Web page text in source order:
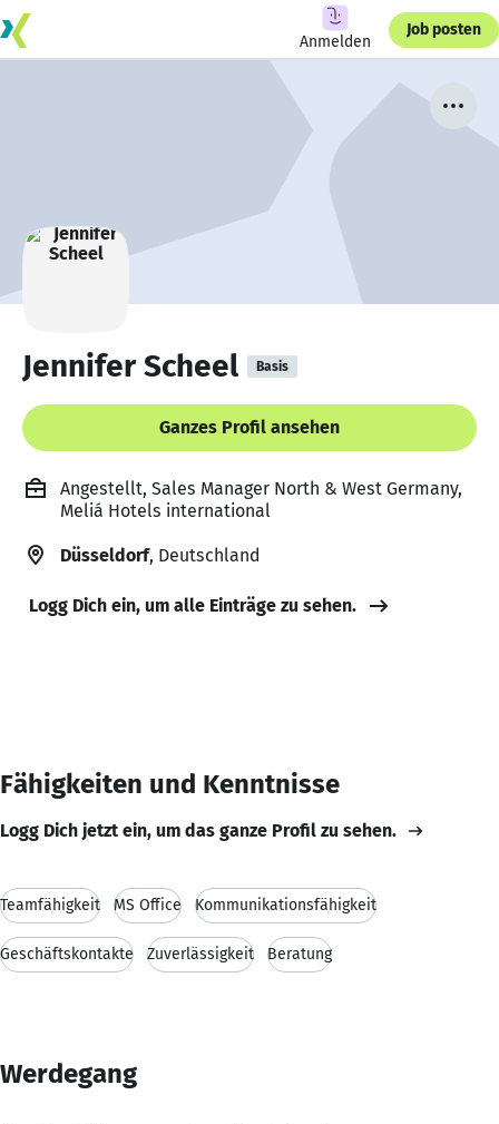
Anmelden
Job posten
Jennifer Scheel Basis
Ganzes Profil ansehen
Angestellt, Sales Manager North & West Germany,
Meliá Hotels international
Düsseldorf, Deutschland
Logg Dich ein, um alle Einträge zu sehen.
Fähigkeiten und Kenntnisse
Logg Dich jetzt ein, um das ganze Profil zu sehen.
Teamfähigkeit MS Office Kommunikationsfähigkeit
Geschäftskontakte Zuverlässigkeit Beratung
Werdegang